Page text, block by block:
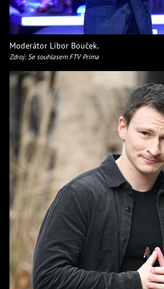
Moderátor Libor Bouček.
Zdroj: Se souhlasem FTV Prima